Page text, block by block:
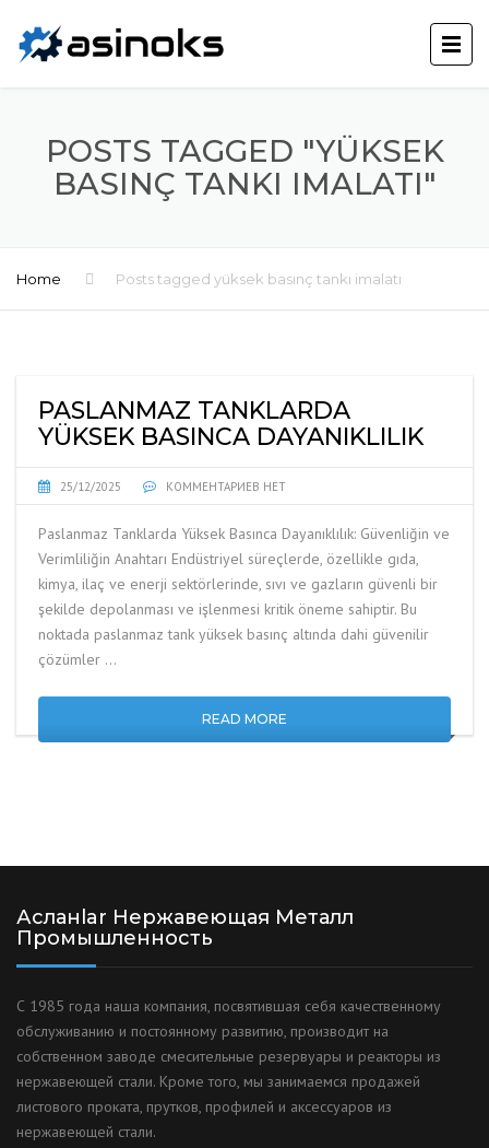
POSTS TAGGED "YÜKSEK
BASINÇ TANKI IMALATI"
Home Posts tagged yüksek basınç tankı imalatı
PASLANMAZ TANKLARDA
YÜKSEK BASINCA DAYANIKLILIK
25/12/2025 КОММЕНТАРИЕВ НЕТ
Paslanmaz Tanklarda Yüksek Basınca Dayanıklılık: Güvenliğin ve
Verimliliğin Anahtarı Endüstriyel süreçlerde, özellikle gıda,
kimya, ilaç ve enerji sektörlerinde, sıvı ve gazların güvenli bir
şekilde depolanması ve işlenmesi kritik öneme sahiptir. Bu
noktada paslanmaz tank yüksek basınç altında dahi güvenilir
çözümler …
READ MORE
Асланlar Нержавеющая Металл
Промышленность
С 1985 года наша компания, посвятившая себя качественному
обслуживанию и постоянному развитию, производит на
собственном заводе смесительные резервуары и реакторы из
нержавеющей стали. Кроме того, мы занимаемся продажей
листового проката, прутков, профилей и аксессуаров из
нержавеющей стали.